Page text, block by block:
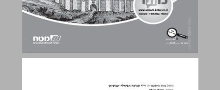
מסעות בזמן ערים וקהילות היסטוריה לחטיבה העליונה בבית הספר הממלכתי מדריך למורה ... 0